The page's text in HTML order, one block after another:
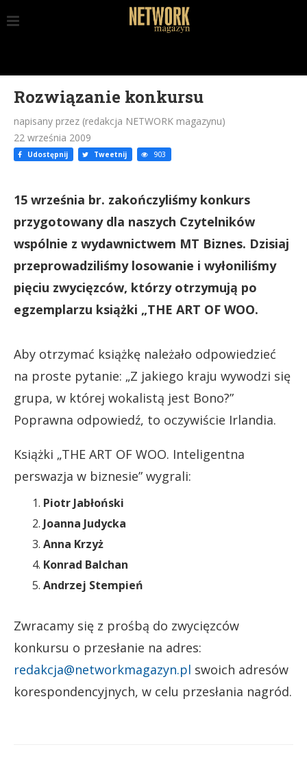
Rozwiązanie konkursu
napisany przez (redakcja NETWORK magazynu)
22 września 2009
Udostępnij Tweetnij 903
15 września br. zakończyliśmy konkurs
przygotowany dla naszych Czytelników
wspólnie z wydawnictwem MT Biznes. Dzisiaj
przeprowadziliśmy losowanie i wyłoniliśmy
pięciu zwycięzców, którzy otrzymują po
egzemplarzu książki „THE ART OF WOO.
Aby otrzymać książkę należało odpowiedzieć
na proste pytanie: „Z jakiego kraju wywodzi się
grupa, w której wokalistą jest Bono?”
Poprawna odpowiedź, to oczywiście Irlandia.
Książki „THE ART OF WOO. Inteligentna
perswazja w biznesie” wygrali:
Piotr Jabłoński
Joanna Judycka
Anna Krzyż
Konrad Balchan
Andrzej Stempień
Zwracamy się z prośbą do zwycięzców
konkursu o przesłanie na adres:
redakcja@networkmagazyn.pl swoich adresów
korespondencyjnych, w celu przesłania nagród.